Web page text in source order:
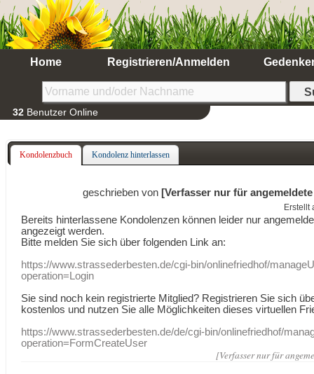
Home Registrieren/Anmelden
32 Benutzer Online
Kondolenzbuch Kondolenz hinterlassen
geschrieben von [Verfasser nur für
Erstellt
Bereits hinterlassene Kondolenzen können leider nur
angezeigt werden.
Bitte melden Sie sich über folgenden Link an:
https://www.strassederbesten.de/cgi-bin/onlinefriedhof/
operation=Login
Sie sind noch kein registrierte Mitglied? Registrieren Sie sich
kostenlos und nutzen Sie alle Möglichkeiten dieses virtuellen
https://www.strassederbesten.de/de/cgi-bin/onlinefriedhof/
operation=FormCreateUser
[Verfasser nur für